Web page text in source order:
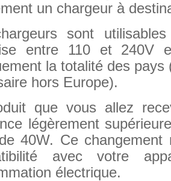
un chargeur à
sont
entre 110 et 240V
la totalité des
hors Europe).
que vous allez
légèrement
40W. Ce
avec votre
électrique.